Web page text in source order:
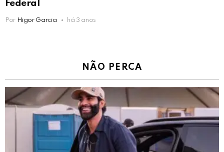
Federal
Por Higor Garcia há 3 anos
NÃO PERCA